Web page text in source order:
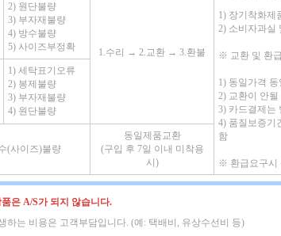
2) 원단불량
3) 부자재불량
4) 방수불량
5) 사이즈부정확
1.수리 → 2.교환 → 3.환불
1) 장기착화제
2) 소비자과실
※ 교환 및 환급
1) 동일가격
2) 교환이 안
3) 카드결제는
4) 품질보증기
함
※ 환급요구시
1) 세탁표기오류
2) 봉제불량
3) 부자재불량
4) 원단불량
(사이즈)불량
동일제품교환
(구입 후 7일 이내 미착용
시)
은 A/S가 되지 않습니다.
하는 비용은 고객부담입니다. (예: 택배비, 유상수선비 등)